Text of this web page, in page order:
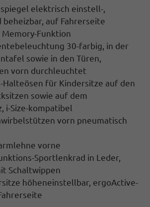
elektrisch einstell-,
beheizbar, auf Fahrerseite
Funktion
30-farbig, in der
sowie in den Türen,
vorn durchleuchtet
Halteösen für Kindersitze auf den
sowie auf dem
i-Size-kompatibel
vorn pneumatisch
vorne
Sportlenkrad in Leder,
Schaltwippen
höheneinstellbar, ergoActive-